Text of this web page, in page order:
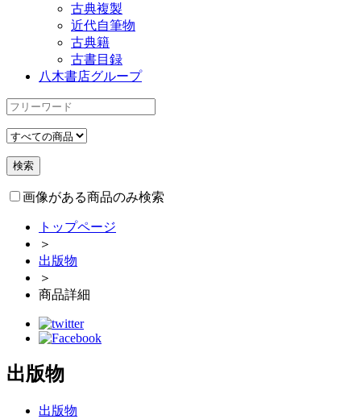
古典複製
近代自筆物
古典籍
古書目録
八木書店グループ
画像がある商品のみ検索
トップページ
＞
出版物
＞
商品詳細
出版物
出版物